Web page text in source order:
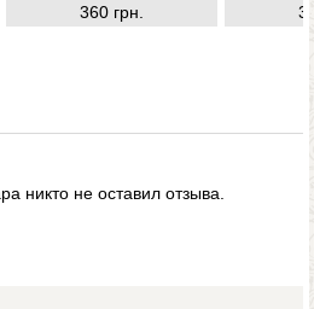
360 грн.
никто не оставил отзыва.